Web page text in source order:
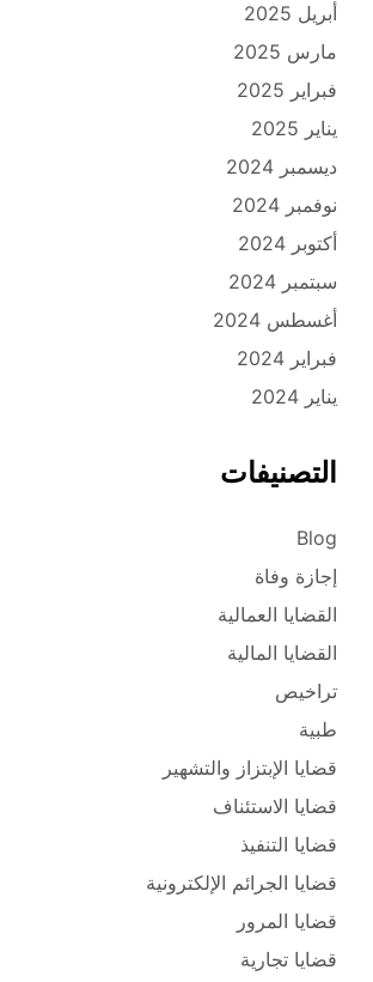
أبريل 2025
مارس 2025
فبراير 2025
يناير 2025
ديسمبر 2024
نوفمبر 2024
أكتوبر 2024
سبتمبر 2024
أغسطس 2024
فبراير 2024
يناير 2024
التصنيفات
Blog
إجازة وفاة
القضايا العمالية
القضايا المالية
تراخيص
طبية
قضايا الإبتزاز والتشهير
قضايا الاستئناف
قضايا التنفيذ
قضايا الجرائم الإلكترونية
قضايا المرور
قضايا تجارية